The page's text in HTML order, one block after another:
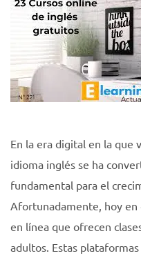
En la era digital en la que
idioma inglés se ha
fundamental para el
Afortunadamente, hoy en
en línea que ofrecen
adultos. Estas